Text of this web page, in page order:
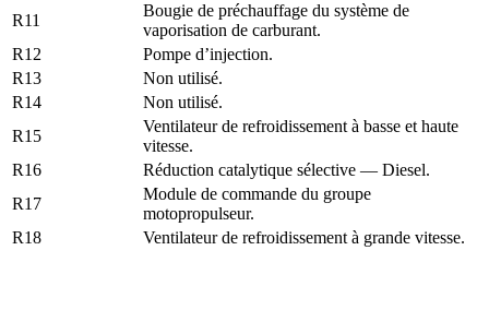
R11
Bougie de préchauffage du système de
vaporisation de carburant.
R12
Pompe d’injection.
R13
Non utilisé.
R14
Non utilisé.
R15
Ventilateur de refroidissement à basse et haute
vitesse.
R16
Réduction catalytique sélective — Diesel.
R17
Module de commande du groupe
motopropulseur.
R18
Ventilateur de refroidissement à grande vitesse.